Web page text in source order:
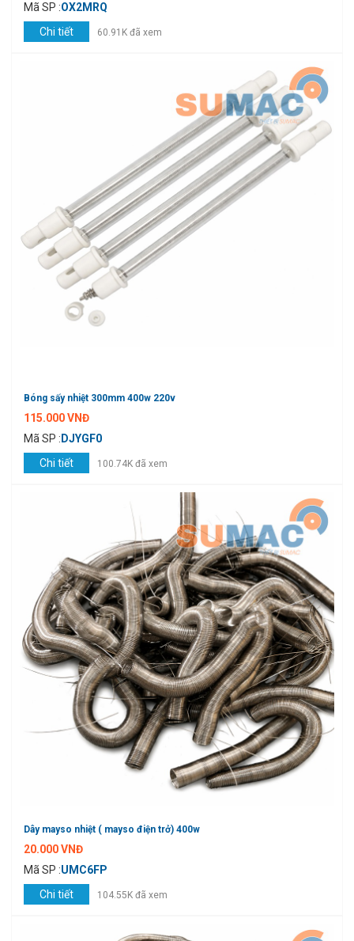
Mã SP :OX2MRQ
Chi tiết
60.91K đã xem
Bóng sấy nhiệt 300mm 400w 220v
115.000 VNĐ
Mã SP : DJYGF0
Chi tiết
100.74K đã xem
Dây mayso nhiệt ( mayso điện trở) 400w
20.000 VNĐ
Mã SP :UMC6FP
Chi tiết
104.55K đã xem